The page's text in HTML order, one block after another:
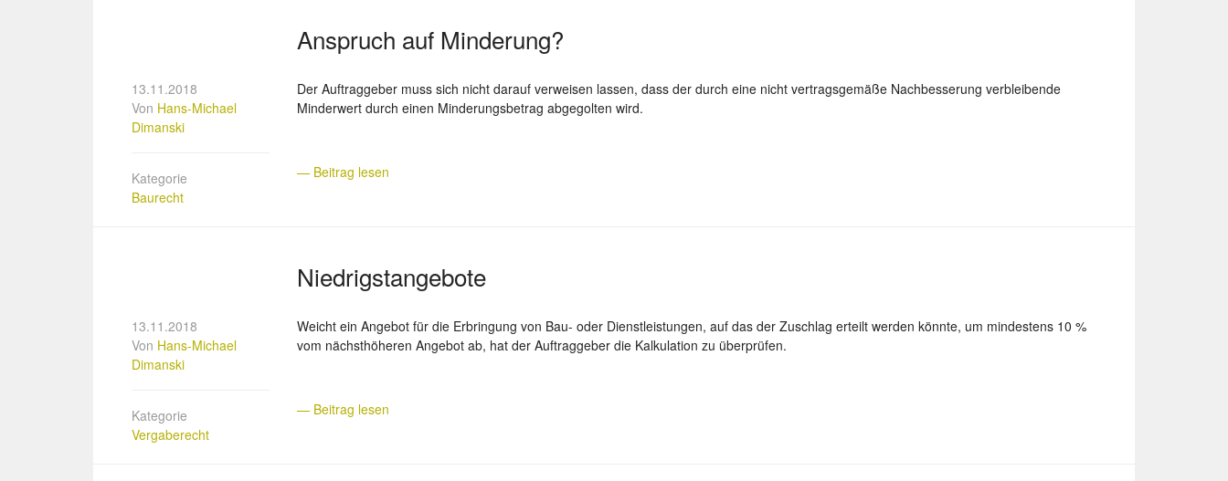
Anspruch auf Minderung?
13.11.2018
Von Hans-Michael
Dimanski
Kategorie
Baurecht
Der Auftraggeber muss sich nicht darauf verweisen lassen, dass der durch eine nicht vertragsgemäße Nachbesserung verbleibende
Minderwert durch einen Minderungsbetrag abgegolten wird.
— Beitrag lesen
Niedrigstangebote
13.11.2018
Von Hans-Michael
Dimanski
Kategorie
Vergaberecht
Weicht ein Angebot für die Erbringung von Bau- oder Dienstleistungen, auf das der Zuschlag erteilt werden könnte, um mindestens 10 %
vom nächsthöheren Angebot ab, hat der Auftraggeber die Kalkulation zu überprüfen.
— Beitrag lesen